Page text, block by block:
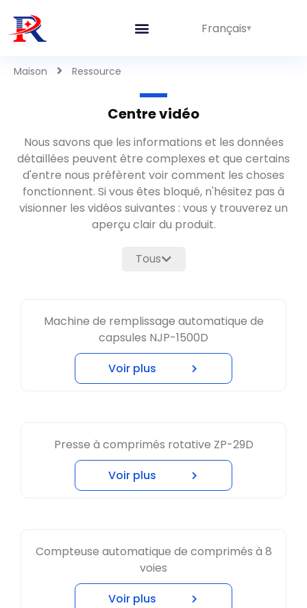
Français
Maison Ressource
Centre vidéo
Nous savons que les informations et les données
détaillées peuvent être complexes et que certains
d'entre nous préfèrent voir comment les choses
fonctionnent. Si vous êtes bloqué, n'hésitez pas à
visionner les vidéos suivantes : vous y trouverez un
aperçu clair du produit.
Tous
Machine de remplissage automatique de
capsules NJP-1500D
Voir plus
Presse à comprimés rotative ZP-29D
Voir plus
Compteuse automatique de comprimés à 8
voies
Voir plus